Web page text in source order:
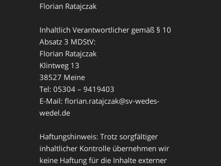
Florian Ratajczak
Inhaltlich Verantwortlicher gemäß § 10
Absatz 3 MDStV:
Florian Ratajczak
Klintweg 13
38527 Meine
Tel: 05304 – 9419403
E-Mail: florian.ratajczak@sv-wedes-
wedel.de
Haftungshinweis: Trotz sorgfältiger
inhaltlicher Kontrolle übernehmen wir
keine Haftung für die Inhalte externer